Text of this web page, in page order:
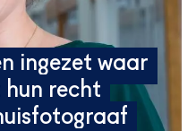
ingezet waar
recht